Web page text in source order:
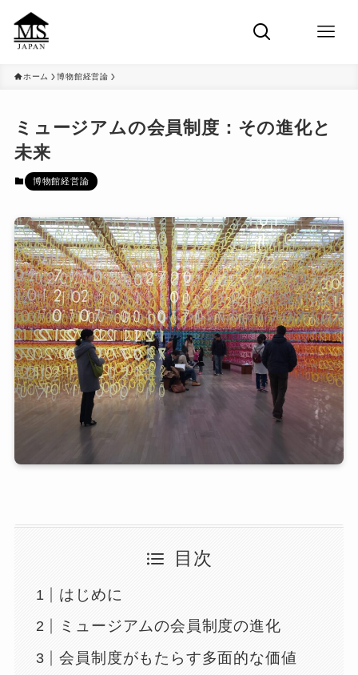
ホーム 博物館経営論
ミュージアムの会員制度：その進化と
未来
博物館経営論
目次
はじめに
ミュージアムの会員制度の進化
会員制度がもたらす多面的な価値